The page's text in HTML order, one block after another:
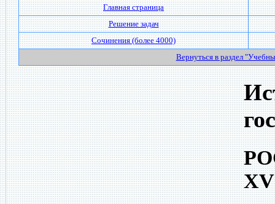
Главная страница
Решение задач
Сочинения (более 4000)
Вернуться в раздел